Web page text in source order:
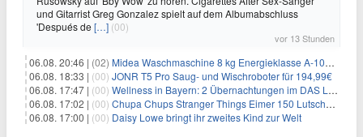
und Gitarrist Greg Gonzalez spielt auf dem Albumabschluss
'Después de […] (00)
vor 13 Stunden
06.08. 20:46 | (02) Midea Waschmaschine 8 kg Energieklasse A-10% 1400 U/Min für 289,97€
06.08. 18:33 | (00) JONR T5 Pro Saug- und Wischroboter für 194,99€
06.08. 17:47 | (00) Wellness in Bayern: 2 Übernachtungen im DAS LUDWIG Sports Resort inkl. HP + Wellness ab 174€ p.P.
06.08. 17:02 | (00) Chupa Chups Stranger Things Eimer 150 Lutscher für 21,95€
06.08. 17:00 | (00) Daisy Lowe bringt ihr zweites Kind zur Welt